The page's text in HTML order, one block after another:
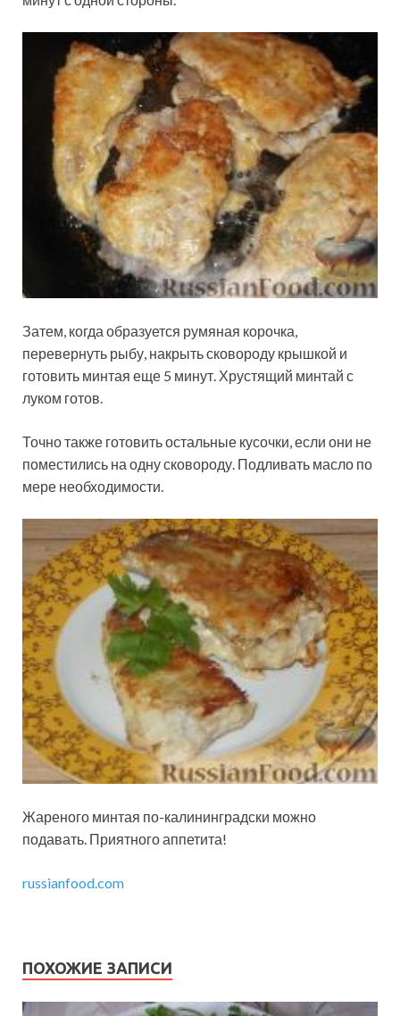
Затем, когда образуется румяная корочка,
перевернуть рыбу, накрыть сковороду крышкой и
готовить минтая еще 5 минут. Хрустящий минтай с
луком готов.
Точно также готовить остальные кусочки, если они не
поместились на одну сковороду. Подливать масло по
мере необходимости.
Жареного минтая по-калининградски можно
подавать. Приятного аппетита!
russianfood.com
ПОХОЖИЕ ЗАПИСИ